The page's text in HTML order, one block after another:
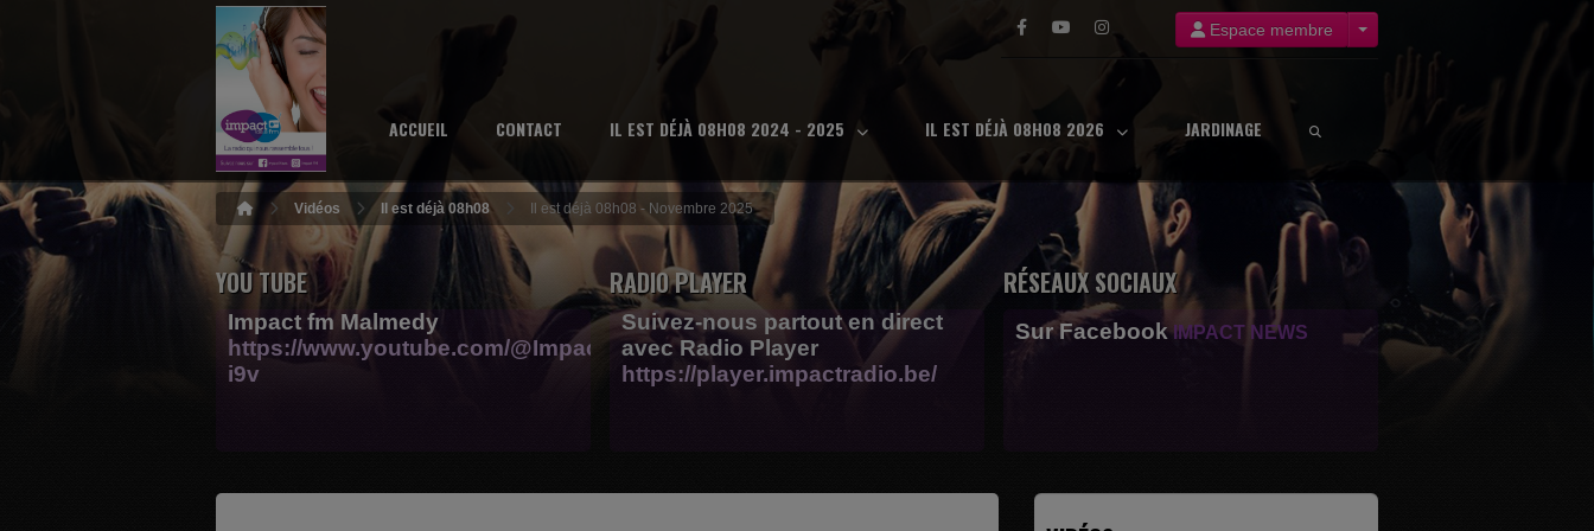
Espace membre
ACCUEIL CONTACT IL EST DÉJÀ 08H08 2024 - 2025 IL EST DÉJÀ 08H08 2026 JARDINAGE
Vidéos Il est déjà 08h08 Il est déjà 08h08 - Novembre 2025
YOU TUBE
Impact fm Malmedy
https://www.youtube.com/@Impactfm-
i9v
RADIO PLAYER
Suivez-nous partout en direct
avec Radio Player
https://player.impactradio.be/
RÉSEAUX SOCIAUX
Sur Facebook IMPACT NEWS